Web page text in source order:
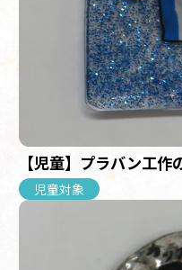
【児童】プラバン工作
児童対象